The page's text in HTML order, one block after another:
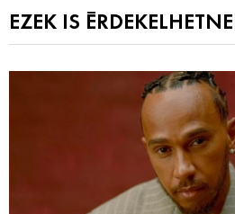
EZEK IS